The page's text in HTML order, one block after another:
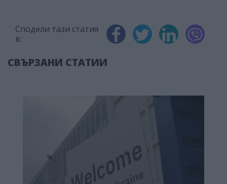
Сподели тази статия
в:
СВЪРЗАНИ СТАТИИ